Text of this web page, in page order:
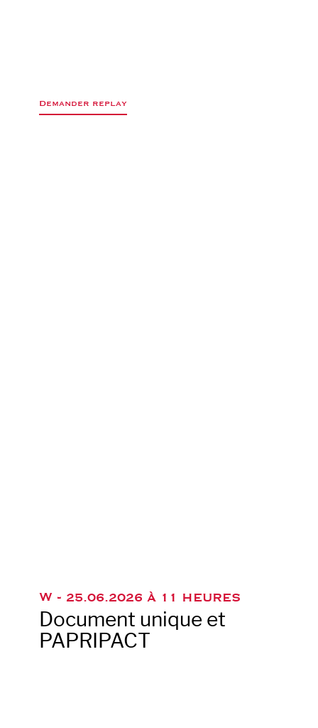
Demander replay
W - 25.06.2026 À 11 HEURES
Document unique et
PAPRIPACT